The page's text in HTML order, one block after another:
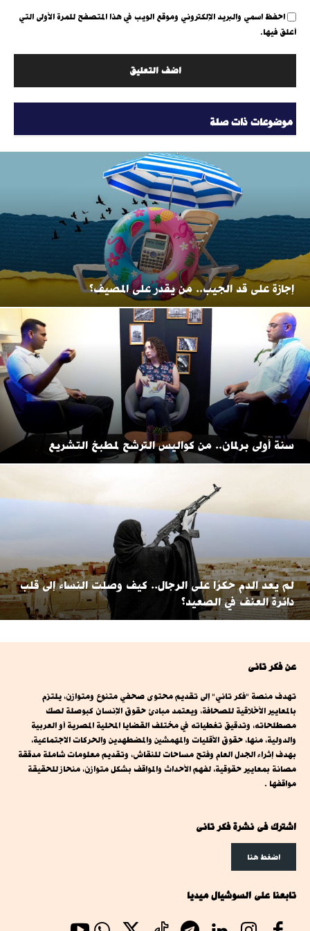
احفظ اسمي والبريد الإلكتروني وموقع الويب في هذا المتصفح للمرة الأولى التي
أعلق فيها.
موضوعات ذات صلة
إجازة على قد الجيب.. من يقدر على المصيف؟
سنة أولى برلمان.. من كواليس الترشح لمطبخ التشريع
لم يعد الدم حكرًا على الرجال.. كيف وصلت النساء إلى قلب
دائرة العنف في الصعيد؟
عن فكر تانى
تهدف منصة "فكر تاني" إلى تقديم محتوى صحفي متنوع ومتوازن، يلتزم
بالمعايير الأخلاقية للصحافة، ويعتمد مبادئ حقوق الإنسان كبوصلة لصك
مصطلحاته، وتدقيق تغطياته في مختلف القضايا المحلية المصرية أو العربية
والدولية، منها، حقوق الأقليات والمهمشين والمضطهدين والحركات الاجتماعية،
بهدف إثراء الجدل العام وفتح مساحات للنقاش، وتقديم معلومات شاملة مدققة
مصانة بمعايير حقوقية، لفهم الأحداث والمواقف بشكل متوازن، منحاز للحقيقة
مواقفها .
اشترك فى نشرة فكر تانى
اضغط هنا
تابعنا على السوشيال ميديا